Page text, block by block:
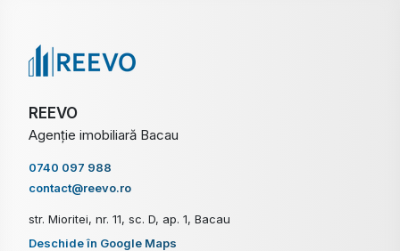
REEVO
Agenție imobiliară Bacau
0740 097 988
contact@reevo.ro
str. Mioritei, nr. 11, sc. D, ap. 1, Bacau
Deschide în Google Maps